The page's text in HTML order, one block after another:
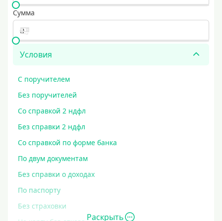
Сумма
Условия
С поручителем
Без поручителей
Со справкой 2 ндфл
Без справки 2 ндфл
Со справкой по форме банка
По двум документам
Без справки о доходах
По паспорту
Без страховки
Раскрыть